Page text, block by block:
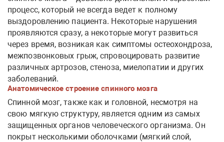
процесс, который не всегда ведет к полному
выздоровлению пациента. Некоторые нарушения
проявляются сразу, а некоторые могут развиться
через время, возникая как симптомы остеохондроза,
межпозвонковых грыж, спровоцировать развитие
различных артрозов, стеноза, миелопатии и других
заболеваний.
Анатомическое строение спинного мозга
Спинной мозг, также как и головной, несмотря на
свою мягкую структуру, является одним из самых
защищенных органов человеческого организма. Он
покрыт несколькими оболочками (мягкий слой,